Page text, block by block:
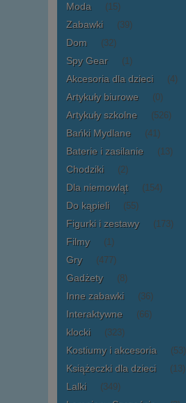
Moda (15)
Zabawki (39)
Dom (32)
Spy Gear (1)
Akcesoria dla dzieci (4)
Artykuły biurowe (0)
Artykuły szkolne (526)
Bańki Mydlane (41)
Baterie i zasilanie (13)
Chodziki (2)
Dla niemowląt (154)
Do kąpieli (55)
Figurki i zestawy (173)
Filmy (1)
Gry (477)
Gadżety (8)
Inne zabawki (36)
Interaktywne (66)
klocki (323)
Kostiumy i akcesoria (53)
Książeczki dla dzieci (13)
Lalki (349)